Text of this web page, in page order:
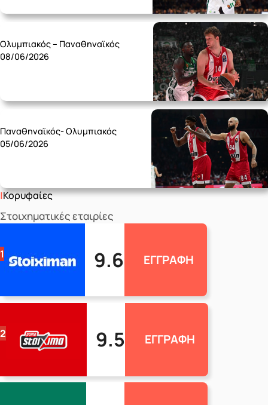
Ολυμπιακός – Παναθηναϊκός
08/06/2026
Παναθηναϊκός- Ολυμπιακός
05/06/2026
Κορυφαίες
Στοιχηματικές εταιρίες
1 9.6 ΕΓΓΡΑΦΗ
2 9.5 ΕΓΓΡΑΦΗ